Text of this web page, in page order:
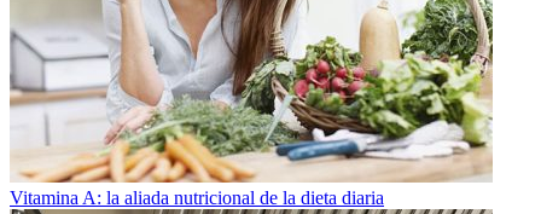
Vitamina A: la aliada nutricional de la dieta diaria